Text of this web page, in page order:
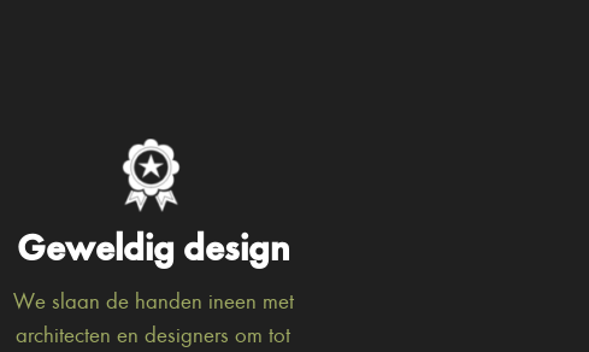
Geweldig design
We slaan de handen ineen met
architecten en designers om tot